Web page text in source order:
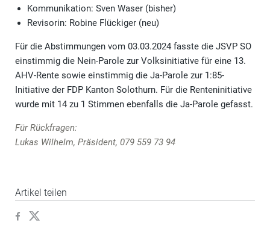
Kommunikation: Sven Waser (bisher)
Revisorin: Robine Flückiger (neu)
Für die Abstimmungen vom 03.03.2024 fasste die JSVP SO
einstimmig die Nein-Parole zur Volksinitiative für eine 13.
AHV-Rente sowie einstimmig die Ja-Parole zur 1:85-
Initiative der FDP Kanton Solothurn. Für die Renteninitiative
wurde mit 14 zu 1 Stimmen ebenfalls die Ja-Parole gefasst.
Für Rückfragen:
Lukas Wilhelm, Präsident, 079 559 73 94
Artikel teilen